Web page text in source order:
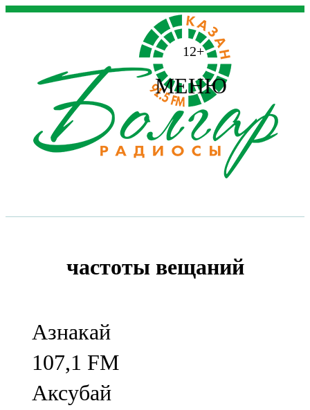
12+
МЕНЮ
частоты вещаний
Азнакай
107,1 FM
Аксубай